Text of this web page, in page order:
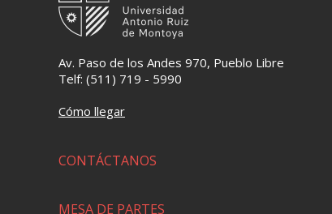
Av. Paso de los Andes 970, Pueblo Libre
Telf: (511) 719 - 5990
Cómo llegar
CONTÁCTANOS
MESA DE PARTES